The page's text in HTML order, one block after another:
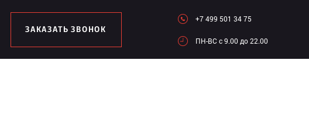
ЗАКАЗАТЬ ЗВОНОК
+7 499 501 34 75
ПН-ВC c 9.00 до 22.00